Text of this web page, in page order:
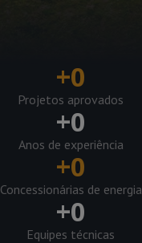
+0
Projetos aprovados
+0
Anos de experiência
+0
Concessionárias de energia
+0
Equipes técnicas